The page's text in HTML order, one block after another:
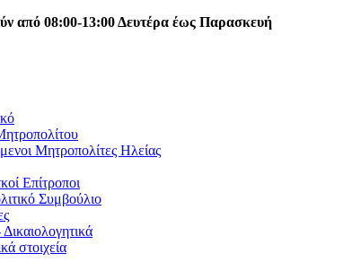
από 08:00-13:00 Δευτέρα έως Παρασκευή
Μητροπολίτες Ηλείας
Επίτροποι
Συμβούλιο
στοιχεία